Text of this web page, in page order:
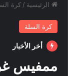
الرئيسية / كرة
كرة السلة
أخر الأخبار
ممفيس